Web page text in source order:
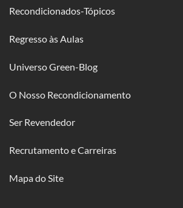
Recondicionados-Tópicos
Regresso às Aulas
Universo Green-Blog
O Nosso Recondicionamento
Ser Revendedor
Recrutamento e Carreiras
Mapa do Site